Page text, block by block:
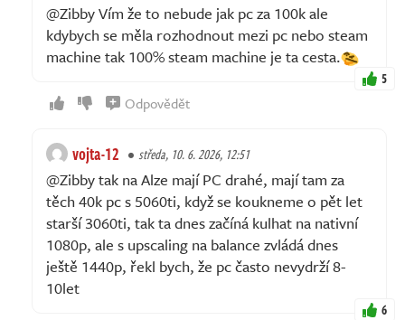
@Zibby Vím že to nebude jak pc za 100k ale
kdybych se měla rozhodnout mezi pc nebo steam
machine tak 100% steam machine je ta cesta.
5
Odpovědět
vojta-12 středa, 10. 6. 2026, 12:51
@Zibby tak na Alze mají PC drahé, mají tam za
těch 40k pc s 5060ti, když se koukneme o pět let
starší 3060ti, tak ta dnes začíná kulhat na nativní
1080p, ale s upscaling na balance zvládá dnes
ještě 1440p, řekl bych, že pc často nevydrží 8-
10let
6